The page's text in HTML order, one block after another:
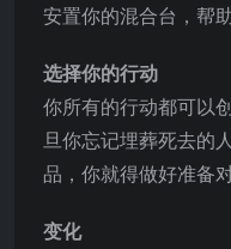
安置你的混合台，帮
选择你的行动
你所有的行动都可以
旦你忘记埋葬死去的
品，你就得做好准备
变化